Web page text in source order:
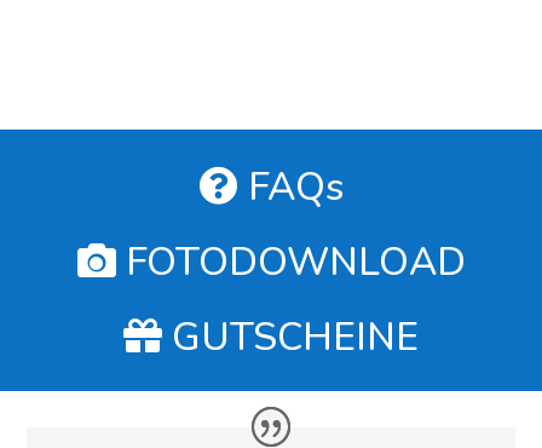
FAQs
FOTODOWNLOAD
GUTSCHEINE